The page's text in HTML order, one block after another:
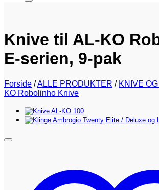
Knive til AL-KO
E-serien, 9-pak
Forside /ALLE PRODUKTER / KNIVE
KO Robolinho Knive